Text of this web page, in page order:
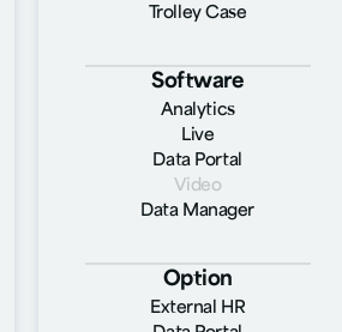
Trolley Case
Software
Analytics
Live
Data Portal
Video
Data Manager
Option
External HR